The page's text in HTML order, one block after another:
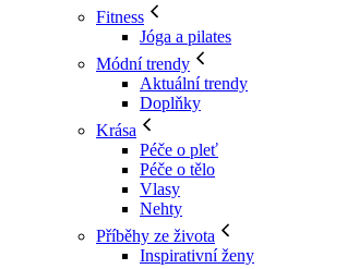
Fitness
Jóga a pilates
Módní trendy
Aktuální trendy
Doplňky
Krása
Péče o pleť
Péče o tělo
Vlasy
Nehty
Příběhy ze života
Inspirativní ženy